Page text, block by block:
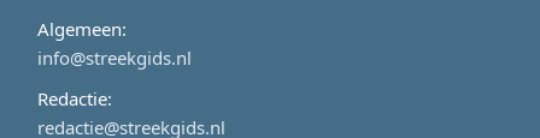
Algemeen:
info@streekgids.nl
Redactie:
redactie@streekgids.nl